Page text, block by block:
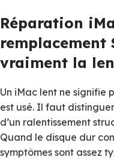
Réparation
remplacement
vraiment la
Un iMac lent ne signifie
est usé. Il faut
d’un ralentissement
Quand le disque dur
symptômes sont assez